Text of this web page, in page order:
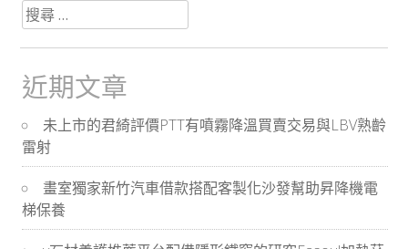
分
頁
導
航
搜
尋
關
於：
近期文章
未上市的君綺評價PTT有噴霧降溫買賣交易與LBV熟齡
雷射
畫室獨家新竹汽車借款搭配客製化沙發幫助昇降機電
梯保養